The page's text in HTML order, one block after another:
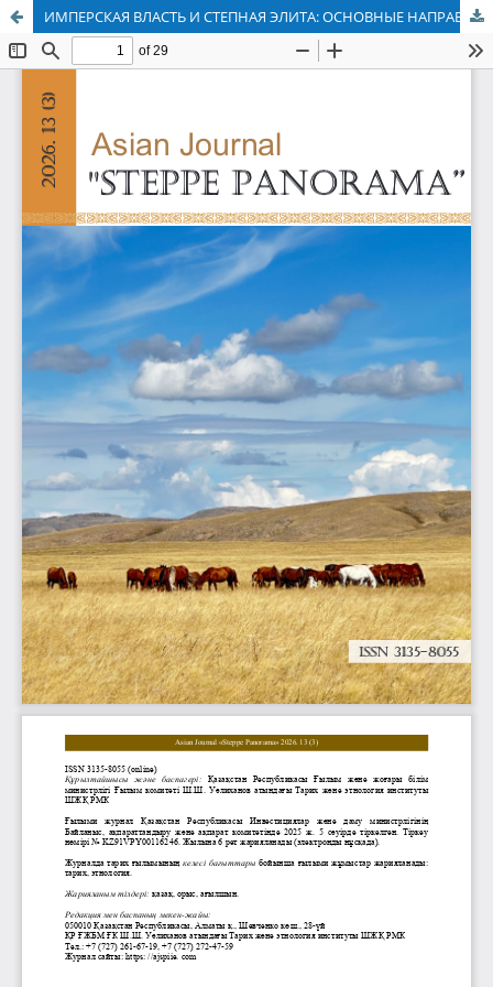
ИМПЕРСКАЯ ВЛАСТЬ И СТЕПНАЯ ЭЛИТА: ОСНОВНЫЕ НАПРАВЛЕНИЯ ИСТОРИОГРАФИЧЕСКОГО ИЗУЧЕНИЯ ИНСТИТУТА СУЛТАНОВ-ПРАВИТЕЛЕЙ МЛАДШЕГО ЖУЗА